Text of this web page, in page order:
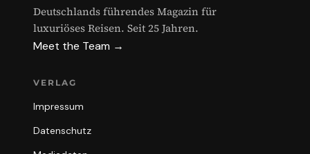
Deutschlands führendes Magazin für
luxuriöses Reisen. Seit 25 Jahren.
Meet the Team →
VERLAG
Impressum
Datenschutz